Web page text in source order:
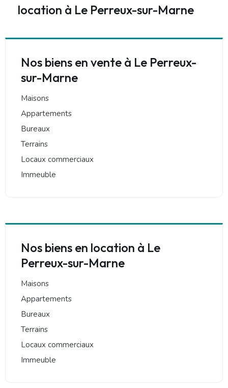
location à Le Perreux-sur-Marne
Nos biens en vente à Le Perreux-
sur-Marne
Maisons
Appartements
Bureaux
Terrains
Locaux commerciaux
Immeuble
Nos biens en location à Le
Perreux-sur-Marne
Maisons
Appartements
Bureaux
Terrains
Locaux commerciaux
Immeuble